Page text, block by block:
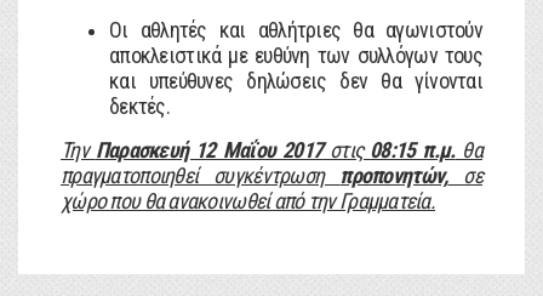
Οι αθλητές και αθλήτριες θα αγωνιστούν
αποκλειστικά με ευθύνη των συλλόγων τους
και υπεύθυνες δηλώσεις δεν θα γίνονται
δεκτές.
ΤηνΠαρασκευή 12 Μαΐου 2017στις08:15 π.μ.θα
πραγματοποιηθεί συγκέντρωση προπονητών,σε
χώρο που θα ανακοινωθεί από την Γραμματεία.